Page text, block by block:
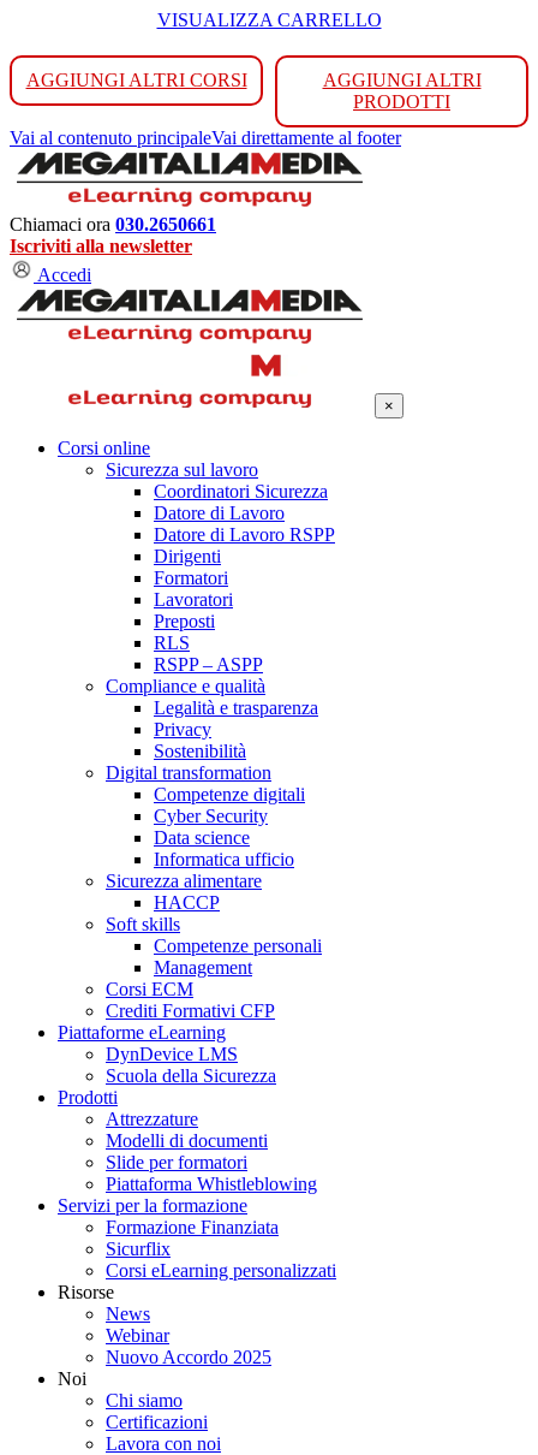
VISUALIZZA CARRELLO
AGGIUNGI ALTRI CORSI
AGGIUNGI ALTRI
PRODOTTI
Vai al contenuto principaleVai direttamente al footer
Chiamaci ora 030.2650661
Iscriviti alla newsletter
Accedi
×
Corsi online
Sicurezza sul lavoro
Coordinatori Sicurezza
Datore di Lavoro
Datore di Lavoro RSPP
Dirigenti
Formatori
Lavoratori
Preposti
RLS
RSPP – ASPP
Compliance e qualità
Legalità e trasparenza
Privacy
Sostenibilità
Digital transformation
Competenze digitali
Cyber Security
Data science
Informatica ufficio
Sicurezza alimentare
HACCP
Soft skills
Competenze personali
Management
Corsi ECM
Crediti Formativi CFP
Piattaforme eLearning
DynDevice LMS
Scuola della Sicurezza
Prodotti
Attrezzature
Modelli di documenti
Slide per formatori
Piattaforma Whistleblowing
Servizi per la formazione
Formazione Finanziata
Sicurflix
Corsi eLearning personalizzati
Risorse
News
Webinar
Nuovo Accordo 2025
Noi
Chi siamo
Certificazioni
Lavora con noi